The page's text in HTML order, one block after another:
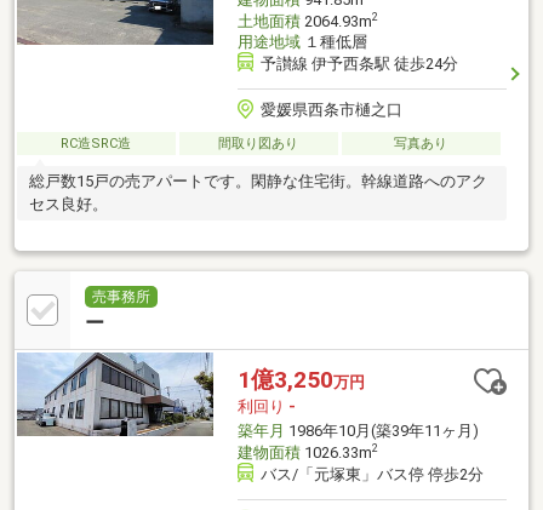
土地面積2064.93m2
用途地域１種低層
予讃線 伊予西条駅 徒歩24分
愛媛県西条市樋之口
RC造SRC造 間取り図あり 写真あり
総戸数15戸の売アパートです。閑静な住宅街。幹線道路へのアク
セス良好。
売事務所
ー
1億3,250万円
利回り -
築年月 1986年10月(築39年11ヶ月)
建物面積1026.33m2
バス/「元塚東」バス停 停歩2分